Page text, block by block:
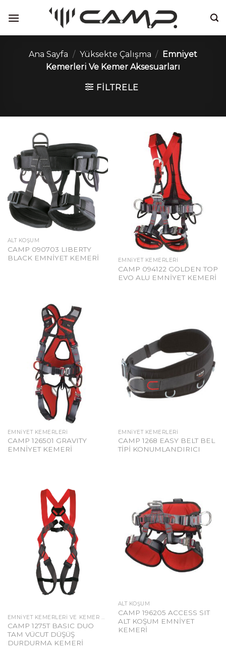
atla
Ana Sayfa / Yüksekte Çalışma / Emniyet
Kemerleri Ve Kemer Aksesuarları
FILTRELE
ALT KOŞUM
CAMP 090703 LIBERTY
BLACK EMNİYET KEMERİ
EMNIYET KEMERLERI
CAMP 094122 GOLDEN TOP
EVO ALU EMNİYET KEMERİ
EMNIYET KEMERLERI
CAMP 126501 GRAVITY
EMNİYET KEMERİ
EMNIYET KEMERLERI
CAMP 1268 EASY BELT BEL
TİPİ KONUMLANDIRICI
EMNIYET KEMERLERI VE KEMER AKSESUARLARI
CAMP 1275T BASIC DUO
TAM VÜCUT DÜŞÜŞ
DURDURMA KEMERİ
ALT KOŞUM
CAMP 196205 ACCESS SIT
ALT KOŞUM EMNİYET
KEMERİ